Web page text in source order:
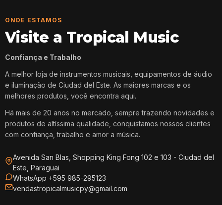
ONDE ESTAMOS
Visite a Tropical Music
Confiança e Trabalho
A melhor loja de instrumentos musicais, equipamentos de áudio
e iluminação de Ciudad del Este. As maiores marcas e os
melhores produtos, você encontra aqui.
Há mais de 20 anos no mercado, sempre trazendo novidades e
produtos de altíssima qualidade, conquistamos nossos clientes
com confiança, trabalho e amor a música.
Avenida San Blas, Shopping King Fong 102 e 103 - Ciudad del
Este, Paraguai
WhatsApp +595 985-295123
vendastropicalmusicpy@gmail.com